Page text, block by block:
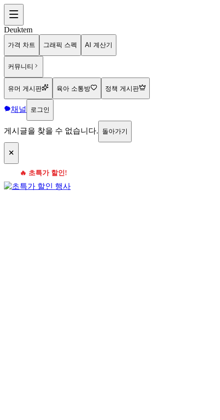
Deuktem
가격 차트 그래픽 스펙 AI 계산기
커뮤니티
유머 게시판 육아 소통방 정책 게시판
채널 로그인
게시글을 찾을 수 없습니다. 돌아가기
🔥 초특가 할인!